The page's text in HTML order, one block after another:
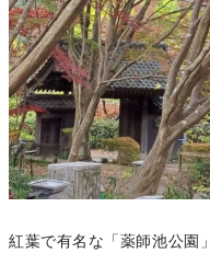
紅葉で有名な「薬師池公園」